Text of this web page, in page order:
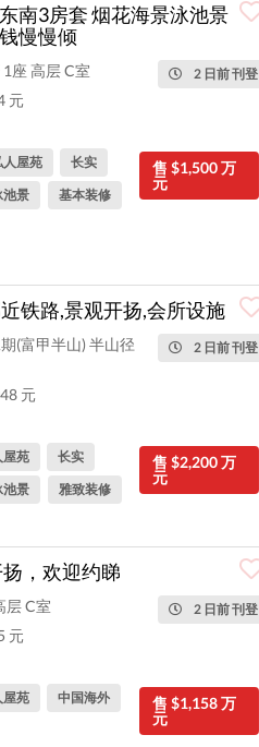
南3房套 烟花海景泳池景
慢慢倾
2 日前 刊登
座 高层 C室
元
售 $1,500 万
元
人屋苑
长实
池景
基本装修
铁路,景观开扬,会所设施
2 日前 刊登
(富甲半山) 半山径
元
售 $2,200 万
元
屋苑
长实
池景 雅致装修
，欢迎约睇
2 日前 刊登
层 C室
元
售 $1,158 万
元
屋苑 中国海外